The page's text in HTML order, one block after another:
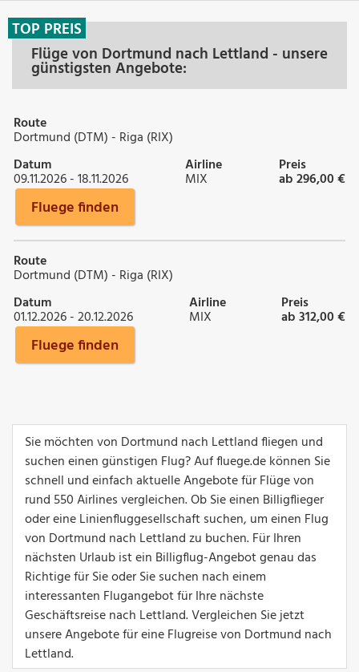
Flüge von Dortmund nach Lettland - unsere
günstigsten Angebote:
TOP PREIS
Route
Dortmund (DTM) - Riga (RIX)
Datum
09.11.2026 - 18.11.2026
Airline
MIX
Preis
ab 296,00 €
Fluege finden
Route
Dortmund (DTM) - Riga (RIX)
Datum
01.12.2026 - 20.12.2026
Airline
MIX
Preis
ab 312,00 €
Fluege finden
Sie möchten von Dortmund nach Lettland fliegen und
suchen einen günstigen Flug? Auf fluege.de können Sie
schnell und einfach aktuelle Angebote für Flüge von
rund 550 Airlines vergleichen. Ob Sie einen Billigflieger
oder eine Linienfluggesellschaft suchen, um einen Flug
von Dortmund nach Lettland zu buchen. Für Ihren
nächsten Urlaub ist ein Billigflug-Angebot genau das
Richtige für Sie oder Sie suchen nach einem
interessanten Flugangebot für Ihre nächste
Geschäftsreise nach Lettland. Vergleichen Sie jetzt
unsere Angebote für eine Flugreise von Dortmund nach
Lettland.